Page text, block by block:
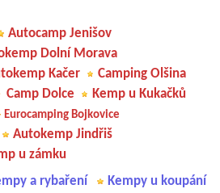
Autocamp Jenišov
Dolní Morava
Kačer
Camping Olšina
Camp Dolce
Kemp u Kukačků
Eurocamping Bojkovice
Autokemp Jindřiš
u zámku
a rybaření
Kempy u koupání